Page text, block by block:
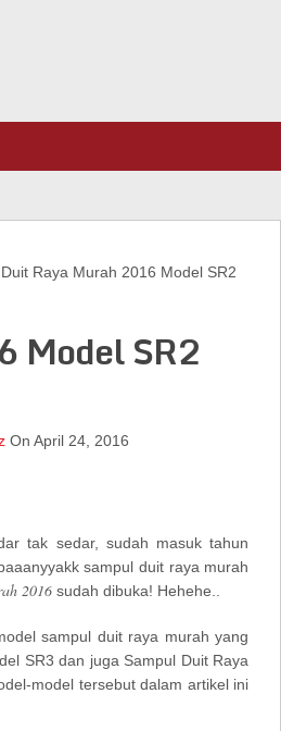
Raya Murah 2016 Model SR2
Model SR2
On April 24, 2016
tak sedar, sudah masuk tahun
sampul duit raya murah
2016sudah dibuka! Hehehe..
sampul duit raya murah yang
SR3 dan juga Sampul Duit Raya
model tersebut dalam artikel ini